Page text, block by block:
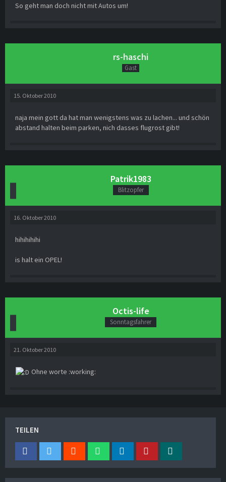
So geht man doch nicht mit Autos um!
rs-haschi
Gast
15. Oktober 2010
naja mein gott da hat man wenigstens was zu lachen... und schön
abstand halten beim parken, nich dasses flugrost gibt!
Patrik1983
Blitzopfer
16. Oktober 2010
hihihihihi
is halt ein OPEL!
Octis-life
Sonntagsfahrer
21. Oktober 2010
Ohne worte :working:
TEILEN